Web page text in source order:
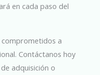
en cada paso del
comprometidos a
Contáctanos hoy
adquisición o